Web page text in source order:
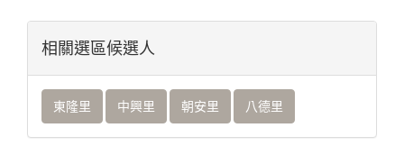
相關選區候選人
東隆里 中興里 朝安里 八德里